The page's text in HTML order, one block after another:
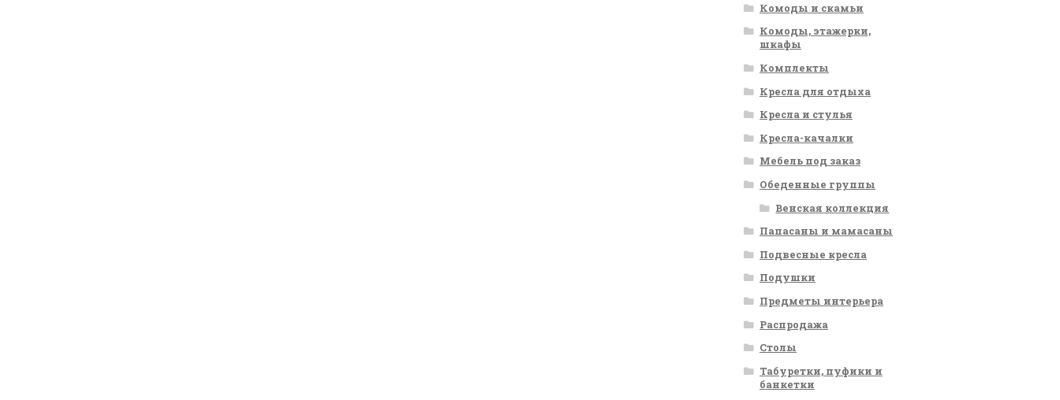
Комоды и скамьи
Комоды, этажерки,
шкафы
Комплекты
Кресла для отдыха
Кресла и стулья
Кресла-качалки
Мебель под заказ
Обеденные группы
Венская коллекция
Папасаны и мамасаны
Подвесные кресла
Подушки
Предметы интерьера
Распродажа
Столы
Табуретки, пуфики и
банкетки